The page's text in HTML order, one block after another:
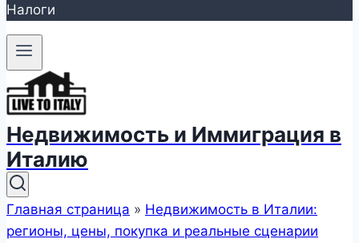
Налоги
Недвижимость и Иммиграция в
Италию
Главная страница » Недвижимость в Италии:
регионы, цены, покупка и реальные сценарии